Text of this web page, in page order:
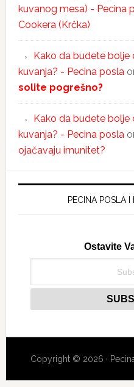
kuvanog mesa) - Pecina
Cookera (Krčka)
Kako da budete
kuvanja? - Pecina posla
solite pogrešno?
Kako da budete
kuvanja? - Pecina posla
ojačavaju imunitet?
PECINA POSLA
Ostavite
Copyright © 2026 ·